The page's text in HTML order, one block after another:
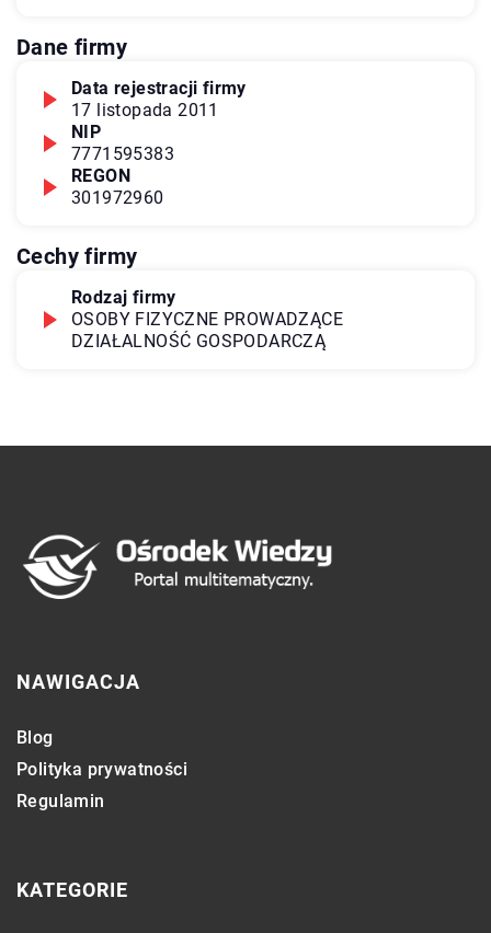
Dane firmy
Data rejestracji firmy
17 listopada 2011
NIP
7771595383
REGON
301972960
Cechy firmy
Rodzaj firmy
OSOBY FIZYCZNE PROWADZĄCE
DZIAŁALNOŚĆ GOSPODARCZĄ
NAWIGACJA
Blog
Polityka prywatności
Regulamin
KATEGORIE